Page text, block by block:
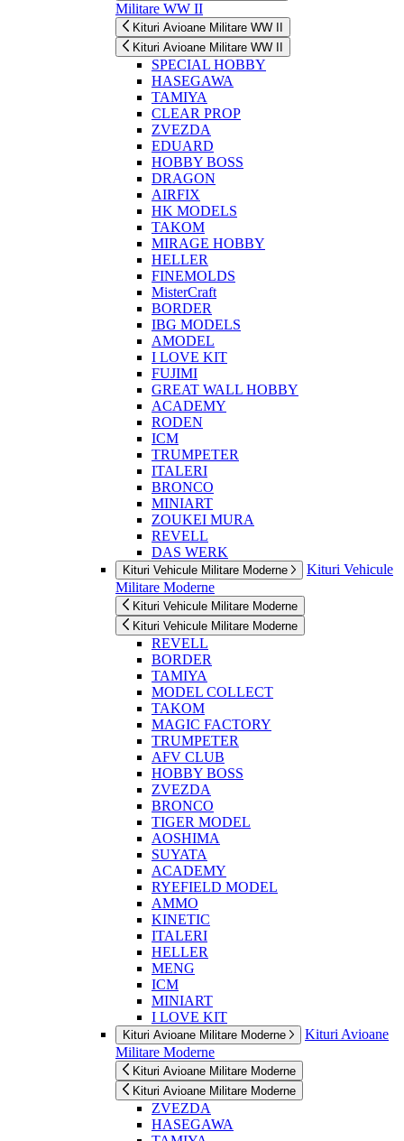
Militare WW II
Kituri Avioane Militare WW II
Kituri Avioane Militare WW II
SPECIAL HOBBY
HASEGAWA
TAMIYA
CLEAR PROP
ZVEZDA
EDUARD
HOBBY BOSS
DRAGON
AIRFIX
HK MODELS
TAKOM
MIRAGE HOBBY
HELLER
FINEMOLDS
MisterCraft
BORDER
IBG MODELS
AMODEL
I LOVE KIT
FUJIMI
GREAT WALL HOBBY
ACADEMY
RODEN
ICM
TRUMPETER
ITALERI
BRONCO
MINIART
ZOUKEI MURA
REVELL
DAS WERK
Kituri Vehicule Militare Moderne
Kituri Vehicule
Militare Moderne
Kituri Vehicule Militare Moderne
Kituri Vehicule Militare Moderne
REVELL
BORDER
TAMIYA
MODEL COLLECT
TAKOM
MAGIC FACTORY
TRUMPETER
AFV CLUB
HOBBY BOSS
ZVEZDA
BRONCO
TIGER MODEL
AOSHIMA
SUYATA
ACADEMY
RYEFIELD MODEL
AMMO
KINETIC
ITALERI
HELLER
MENG
ICM
MINIART
I LOVE KIT
Kituri Avioane Militare Moderne
Kituri Avioane
Militare Moderne
Kituri Avioane Militare Moderne
Kituri Avioane Militare Moderne
ZVEZDA
HASEGAWA